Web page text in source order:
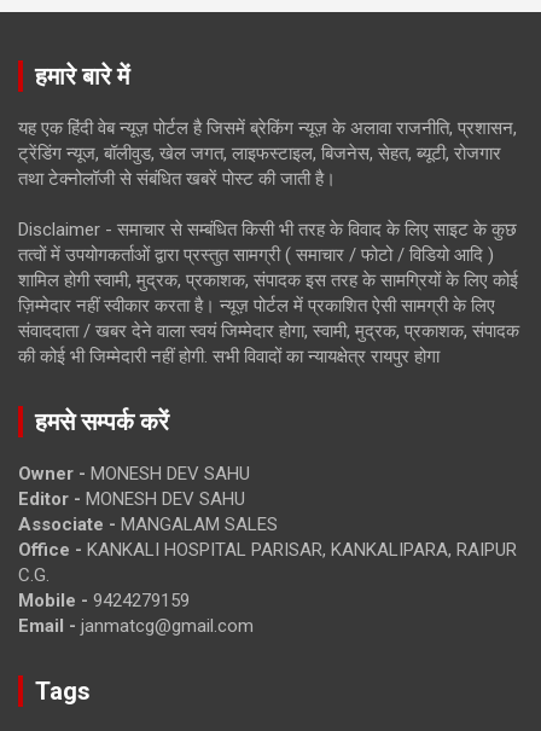
हमारे बारे में
यह एक हिंदी वेब न्यूज़ पोर्टल है जिसमें ब्रेकिंग न्यूज़ के अलावा राजनीति, प्रशासन,
ट्रेंडिंग न्यूज, बॉलीवुड, खेल जगत, लाइफस्टाइल, बिजनेस, सेहत, ब्यूटी, रोजगार
तथा टेक्नोलॉजी से संबंधित खबरें पोस्ट की जाती है।
Disclaimer - समाचार से सम्बंधित किसी भी तरह के विवाद के लिए साइट के कुछ
तत्वों में उपयोगकर्ताओं द्वारा प्रस्तुत सामग्री ( समाचार / फोटो / विडियो आदि )
शामिल होगी स्वामी, मुद्रक, प्रकाशक, संपादक इस तरह के सामग्रियों के लिए कोई
ज़िम्मेदार नहीं स्वीकार करता है। न्यूज़ पोर्टल में प्रकाशित ऐसी सामग्री के लिए
संवाददाता / खबर देने वाला स्वयं जिम्मेदार होगा, स्वामी, मुद्रक, प्रकाशक, संपादक
की कोई भी जिम्मेदारी नहीं होगी. सभी विवादों का न्यायक्षेत्र रायपुर होगा
हमसे सम्पर्क करें
Owner - MONESH DEV SAHU
Editor - MONESH DEV SAHU
Associate - MANGALAM SALES
Office - KANKALI HOSPITAL PARISAR, KANKALIPARA, RAIPUR
C.G.
Mobile - 9424279159
Email - janmatcg@gmail.com
Tags